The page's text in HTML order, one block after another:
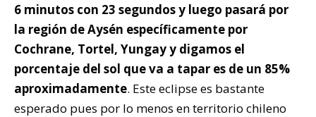
6 minutos con 23 segundos y luego pasará por
la región de Aysén específicamente por
Cochrane, Tortel, Yungay y digamos el
porcentaje del sol que va a tapar es de un 85%
aproximadamente. Este eclipse es bastante
esperado pues por lo menos en territorio chileno